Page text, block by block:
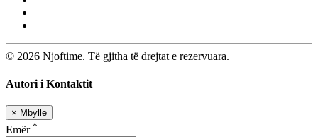
© 2026 Njoftime. Të gjitha të drejtat e rezervuara.
Autori i Kontaktit
× Mbylle
Emër *